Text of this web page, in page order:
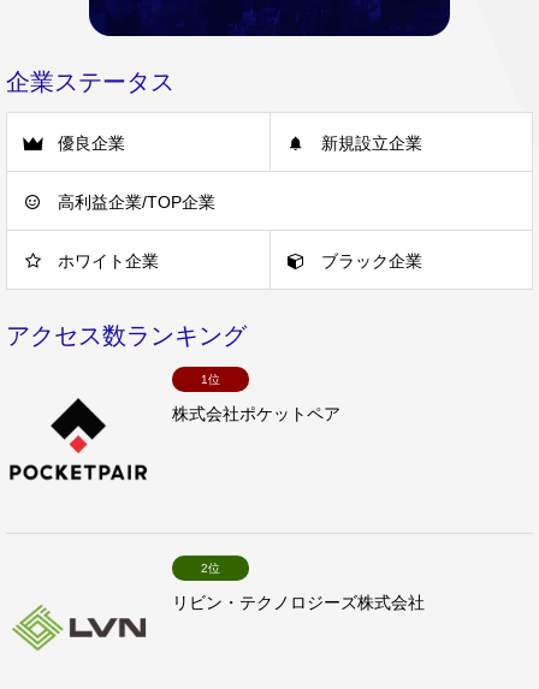
企業ステータス
優良企業 新規設立企業
高利益企業/TOP企業
ホワイト企業 ブラック企業
アクセス数ランキング
1位
株式会社ポケットペア
2位
リビン・テクノロジーズ株式会社